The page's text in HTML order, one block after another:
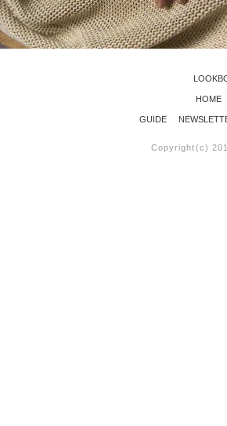
HOME
GUIDE
Copyright(c)